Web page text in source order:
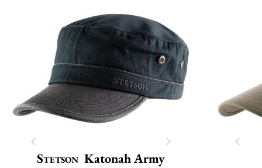
Stetson Katonah Army